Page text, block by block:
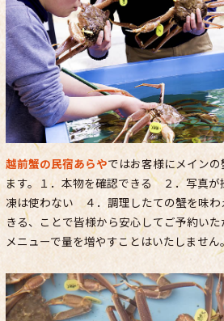
越前蟹の民宿あらやではお客様にメイン
ます。１．本物を確認できる ２．写真
凍は使わない ４．調理したての蟹を味
きる、ことで皆様から安心してご予約い
メニューで量を増やすことはいたしません